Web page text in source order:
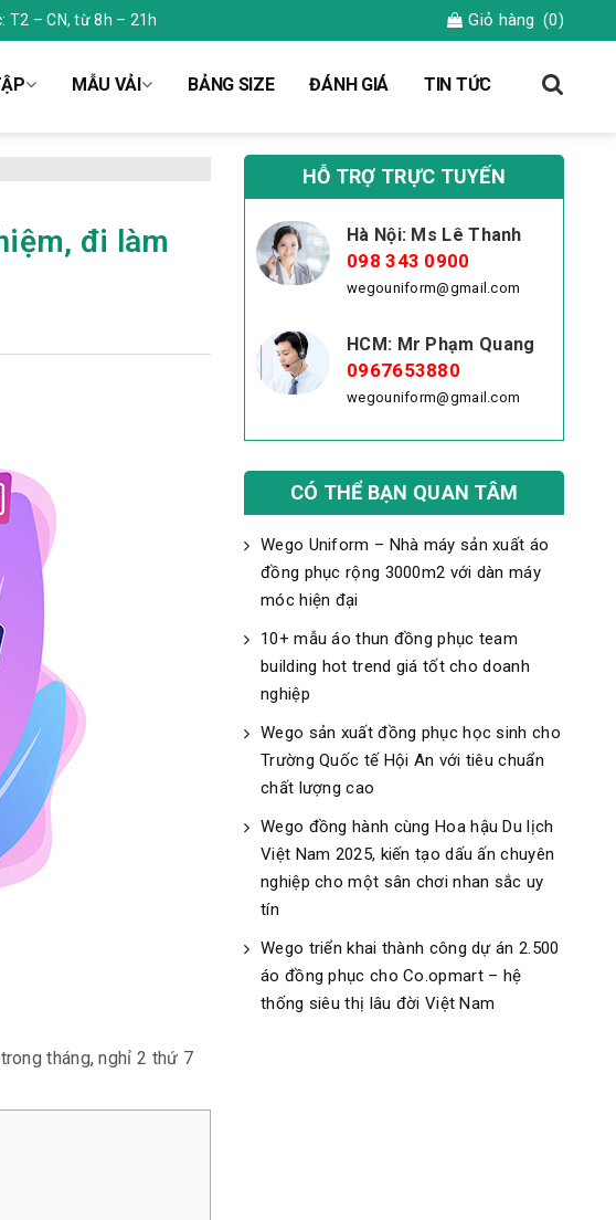
T2 – CN, từ 8h – 21h Giỏ hàng (0)
MẪU VẢI BẢNG SIZE ĐÁNH GIÁ TIN TỨC
đi làm
tháng, nghỉ 2 thứ 7
HỖ TRỢ TRỰC TUYẾN
Hà Nội: Ms Lê Thanh
098 343 0900
wegouniform@gmail.com
HCM: Mr Phạm Quang
0967653880
wegouniform@gmail.com
CÓ THỂ BẠN QUAN TÂM
Wego Uniform – Nhà máy sản xuất áo
đồng phục rộng 3000m2 với dàn máy
móc hiện đại
10+ mẫu áo thun đồng phục team
building hot trend giá tốt cho doanh
nghiệp
Wego sản xuất đồng phục học sinh cho
Trường Quốc tế Hội An với tiêu chuẩn
chất lượng cao
Wego đồng hành cùng Hoa hậu Du lịch
Việt Nam 2025, kiến tạo dấu ấn chuyên
nghiệp cho một sân chơi nhan sắc uy
tín
Wego triển khai thành công dự án 2.500
áo đồng phục cho Co.opmart – hệ
thống siêu thị lâu đời Việt Nam